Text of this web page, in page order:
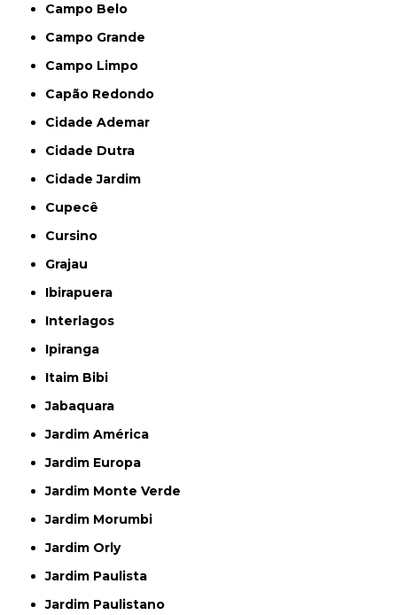
Campo Belo
Campo Grande
Campo Limpo
Capão Redondo
Cidade Ademar
Cidade Dutra
Cidade Jardim
Cupecê
Cursino
Grajau
Ibirapuera
Interlagos
Ipiranga
Itaim Bibi
Jabaquara
Jardim América
Jardim Europa
Jardim Monte Verde
Jardim Morumbi
Jardim Orly
Jardim Paulista
Jardim Paulistano